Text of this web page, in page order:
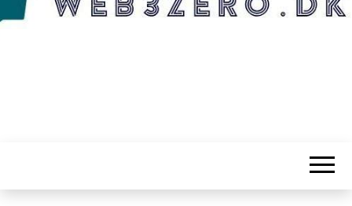
WEB3ZERO.DK
Web3zero.dk